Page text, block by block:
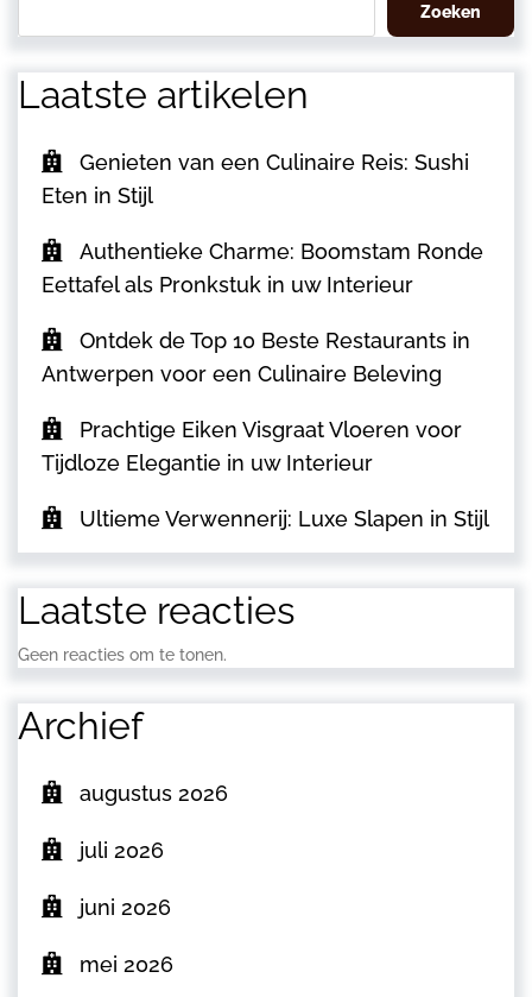
Zoeken
Laatste artikelen
Genieten van een Culinaire Reis: Sushi
Eten in Stijl
Authentieke Charme: Boomstam Ronde
Eettafel als Pronkstuk in uw Interieur
Ontdek de Top 10 Beste Restaurants in
Antwerpen voor een Culinaire Beleving
Prachtige Eiken Visgraat Vloeren voor
Tijdloze Elegantie in uw Interieur
Ultieme Verwennerij: Luxe Slapen in Stijl
Laatste reacties
Geen reacties om te tonen.
Archief
augustus 2026
juli 2026
juni 2026
mei 2026